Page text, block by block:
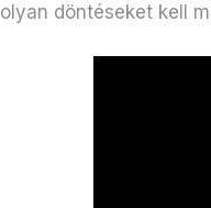
olyan döntéseket kell